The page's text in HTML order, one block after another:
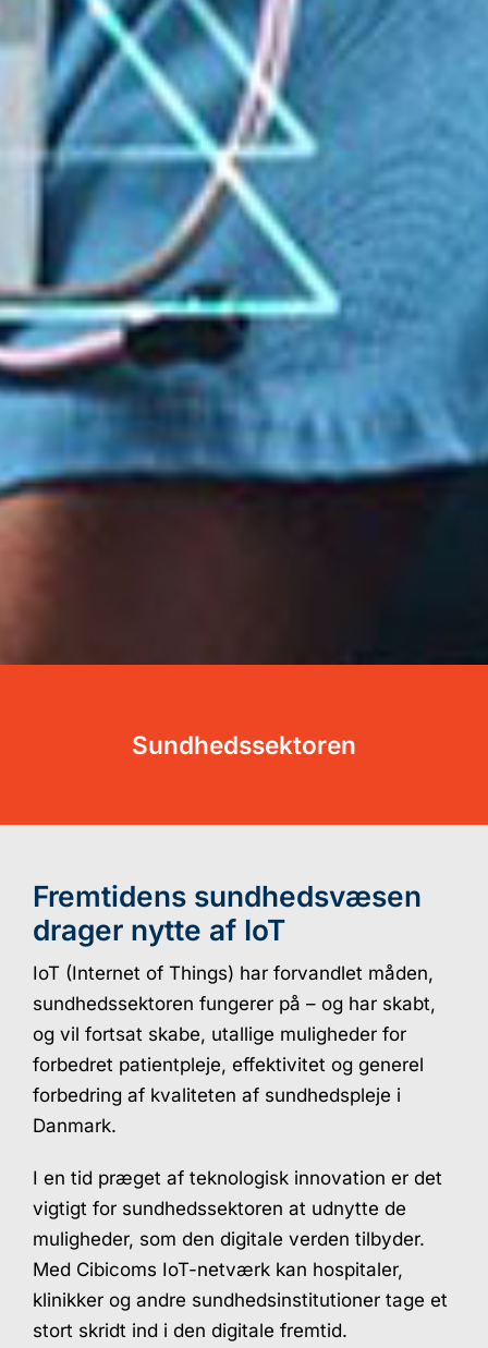
Sundhedssektoren
Fremtidens sundhedsvæsen
drager nytte af IoT
IoT (Internet of Things) har forvandlet måden,
sundhedssektoren fungerer på – og har skabt,
og vil fortsat skabe, utallige muligheder for
forbedret patientpleje, effektivitet og generel
forbedring af kvaliteten af sundhedspleje i
Danmark.
I en tid præget af teknologisk innovation er det
vigtigt for sundhedssektoren at udnytte de
muligheder, som den digitale verden tilbyder.
Med Cibicoms IoT-netværk kan hospitaler,
klinikker og andre sundhedsinstitutioner tage et
stort skridt ind i den digitale fremtid.